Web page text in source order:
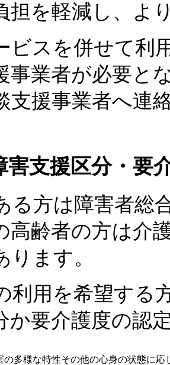
担を軽減し、よ
ビスを併せて利
事業者が必要と
支援事業者へ連
害支援区分・要
る方は障害者総
高齢者の方は介
ります。
利用を希望する
か要介護度の認
の多様な特性その他の心身の状態に応